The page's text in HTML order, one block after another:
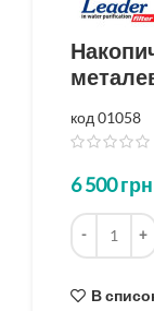
код 01058
6 500грн
Кількість
В